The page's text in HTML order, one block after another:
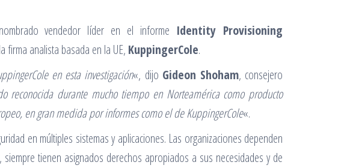
vendedor líder en el informe Identity Provisioning
firma analista basada en la UE, KuppingerCole.
en esta investigación«, dijo Gideon Shoham, consejero
reconocida durante mucho tiempo en Norteamérica como producto
en gran medida por informes como el de KuppingerCole«.
en múltiples sistemas y aplicaciones. Las organizaciones dependen
tienen asignados derechos apropiados a sus necesidades y de